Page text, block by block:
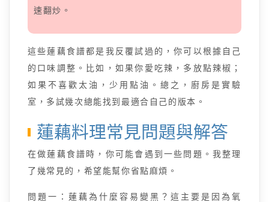
速翻炒。
這些蓮藕食譜都是我反覆試過的，你可以根據自己
的口味調整。比如，如果你愛吃辣，多放點辣椒；
如果不喜歡太油，少用點油。總之，廚房是實驗
室，多試幾次總能找到最適合自己的版本。
蓮藕料理常見問題與解答
在做蓮藕食譜時，你可能會遇到一些問題。我整理
了幾常見的，希望能幫你省點麻煩。
問題一：蓮藕為什麼容易變黑？這主要是因為氧